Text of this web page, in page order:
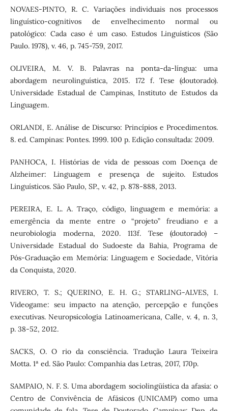
NOVAES-PINTO, R. C. Variações individuais nos processos
linguístico-cognitivos de envelhecimento normal ou
patológico: Cada caso é um caso. Estudos Linguísticos (São
Paulo. 1978), v. 46, p. 745-759, 2017.
OLIVEIRA, M. V. B. Palavras na ponta-da-língua: uma
abordagem neurolinguística, 2015. 172 f. Tese (doutorado).
Universidade Estadual de Campinas, Instituto de Estudos da
Linguagem.
ORLANDI, E. Análise de Discurso: Princípios e Procedimentos.
8. ed. Campinas: Pontes. 1999. 100 p. Edição consultada: 2009.
PANHOCA, I. Histórias de vida de pessoas com Doença de
Alzheimer: Linguagem e presença de sujeito. Estudos
Linguísticos. São Paulo, SP., v. 42, p. 878-888, 2013.
PEREIRA, E. L. A. Traço, código, linguagem e memória: a
emergência da mente entre o “projeto” freudiano e a
neurobiologia moderna, 2020. 113f. Tese (doutorado) –
Universidade Estadual do Sudoeste da Bahia, Programa de
Pós-Graduação em Memória: Linguagem e Sociedade, Vitória
da Conquista, 2020.
RIVERO, T. S.; QUERINO, E. H. G.; STARLING-ALVES, I.
Videogame: seu impacto na atenção, percepção e funções
executivas. Neuropsicologia Latinoamericana, Calle, v. 4, n. 3,
p. 38-52, 2012.
SACKS, O. O rio da consciência. Tradução Laura Teixeira
Motta. 1ª ed. São Paulo: Companhia das Letras, 2017, 170p.
SAMPAIO, N. F. S. Uma abordagem sociolingüística da afasia: o
Centro de Convivência de Afásicos (UNICAMP) como uma